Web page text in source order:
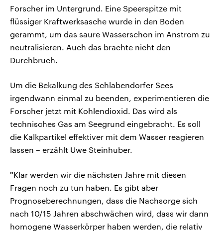
Forscher im Untergrund. Eine Speerspitze mit
flüssiger Kraftwerksasche wurde in den Boden
gerammt, um das saure Wasserschon im Anstrom zu
neutralisieren. Auch das brachte nicht den
Durchbruch.
Um die Bekalkung des Schlabendorfer Sees
irgendwann einmal zu beenden, experimentieren die
Forscher jetzt mit Kohlendioxid. Das wird als
technisches Gas am Seegrund eingebracht. Es soll
die Kalkpartikel effektiver mit dem Wasser reagieren
lassen – erzählt Uwe Steinhuber.
"Klar werden wir die nächsten Jahre mit diesen
Fragen noch zu tun haben. Es gibt aber
Prognoseberechnungen, dass die Nachsorge sich
nach 10/15 Jahren abschwächen wird, dass wir dann
homogene Wasserkörper haben werden, die relativ